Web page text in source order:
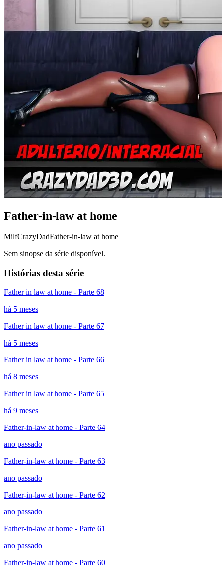
Father-in-law at home
MilfCrazyDadFather-in-law at home
Sem sinopse da série disponível.
Histórias desta série
Father in law at home - Parte 68
há 5 meses
Father in law at home - Parte 67
há 5 meses
Father in law at home - Parte 66
há 8 meses
Father in law at home - Parte 65
há 9 meses
Father-in-law at home - Parte 64
ano passado
Father-in-law at home - Parte 63
ano passado
Father-in-law at home - Parte 62
ano passado
Father-in-law at home - Parte 61
ano passado
Father-in-law at home - Parte 60